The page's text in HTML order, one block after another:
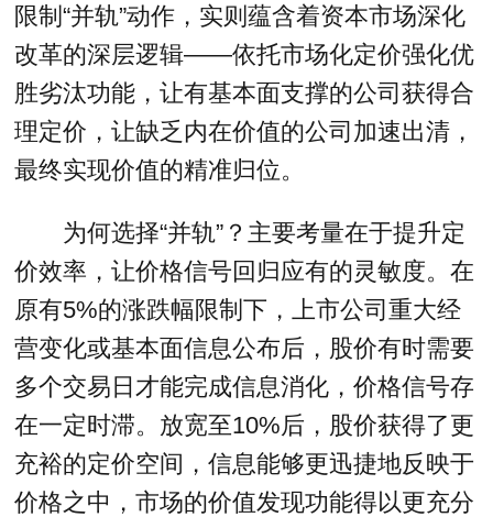
限制“并轨”动作，实则蕴含着资本市场深化
改革的深层逻辑——依托市场化定价强化优
胜劣汰功能，让有基本面支撑的公司获得合
理定价，让缺乏内在价值的公司加速出清，
最终实现价值的精准归位。
为何选择“并轨”？主要考量在于提升定
价效率，让价格信号回归应有的灵敏度。在
原有5%的涨跌幅限制下，上市公司重大经
营变化或基本面信息公布后，股价有时需要
多个交易日才能完成信息消化，价格信号存
在一定时滞。放宽至10%后，股价获得了更
充裕的定价空间，信息能够更迅捷地反映于
价格之中，市场的价值发现功能得以更充分